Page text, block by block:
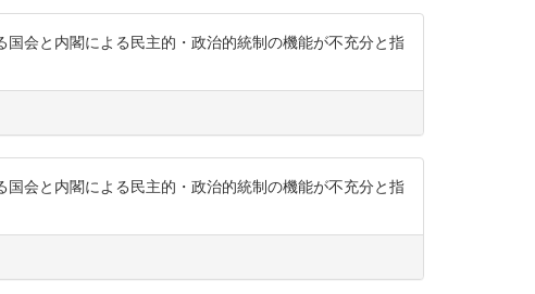
会と内閣による民主的・政治的統制の機能が不充分と指
会と内閣による民主的・政治的統制の機能が不充分と指